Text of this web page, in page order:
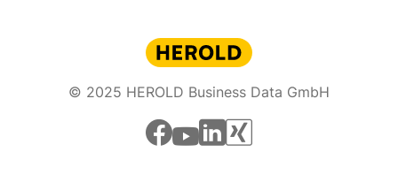
© 2025 HEROLD Business Data GmbH